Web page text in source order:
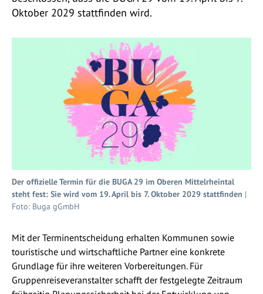
Oktober 2029 stattfinden wird.
Der offizielle Termin für die BUGA 29 im Oberen Mittelrheintal
steht fest: Sie wird vom 19. April bis 7. Oktober 2029 stattfinden |
Foto: Buga gGmbH
Mit der Terminentscheidung erhalten Kommunen sowie
touristische und wirtschaftliche Partner eine konkrete
Grundlage für ihre weiteren Vorbereitungen. Für
Gruppenreiseveranstalter schafft der festgelegte Zeitraum